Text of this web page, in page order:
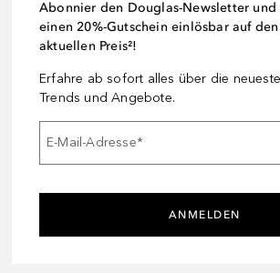
Abonnier den Douglas-Newsletter und
einen 20%-Gutschein einlösbar auf
aktuellen Preis²!
Erfahre ab sofort alles über die
Trends und Angebote.
E-Mail-Adresse*
ANMELDEN